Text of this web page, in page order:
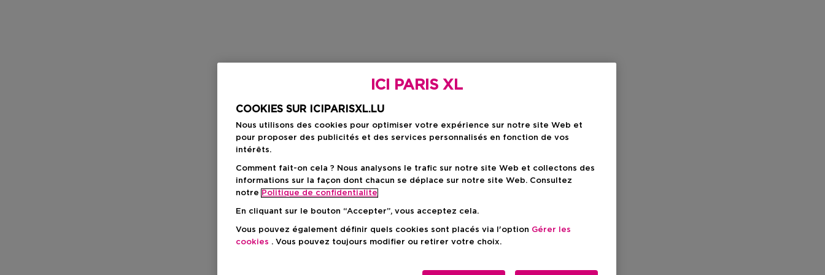
ICI PARIS XL
COOKIES SUR ICIPARISXL.LU
Nous utilisons des cookies pour optimiser votre expérience sur notre site Web et
pour proposer des publicités et des services personnalisés en fonction de vos
intérêts.
Comment fait-on cela ? Nous analysons le trafic sur notre site Web et collectons des
informations sur la façon dont chacun se déplace sur notre site Web. Consultez
notre Politique de confidentialite
En cliquant sur le bouton “Accepter”, vous acceptez cela.
Vous pouvez également définir quels cookies sont placés via l'option Gérer les
cookies . Vous pouvez toujours modifier ou retirer votre choix.